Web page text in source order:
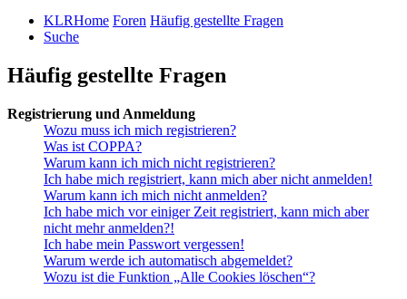
KLRHome Foren Häufig gestellte Fragen
Suche
Häufig gestellte Fragen
Registrierung und Anmeldung
Wozu muss ich mich registrieren?
Was ist COPPA?
Warum kann ich mich nicht registrieren?
Ich habe mich registriert, kann mich aber nicht anmelden!
Warum kann ich mich nicht anmelden?
Ich habe mich vor einiger Zeit registriert, kann mich aber
nicht mehr anmelden?!
Ich habe mein Passwort vergessen!
Warum werde ich automatisch abgemeldet?
Wozu ist die Funktion „Alle Cookies löschen“?